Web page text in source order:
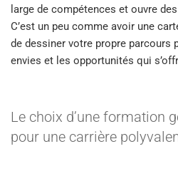
large de compétences et ouvre
C’est un peu comme avoir une
de dessiner votre propre parcours
envies et les opportunités qui
Le choix d’une formation
pour une carrière